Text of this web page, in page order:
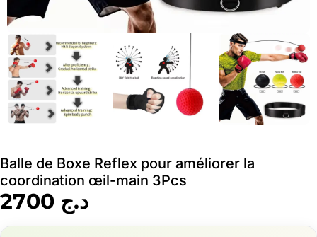
Balle de Boxe Reflex pour améliorer la
coordination œil-main 3Pcs
د.ج